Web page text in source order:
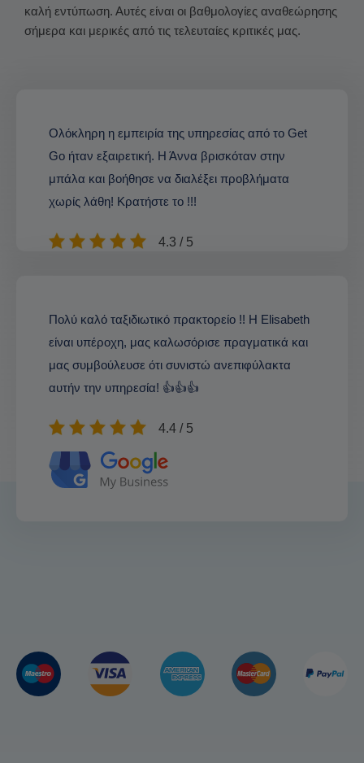
καλή εντύπωση. Αυτές είναι οι βαθμολογίες αναθεώρησης
σήμερα και μερικές από τις τελευταίες κριτικές μας.
Ολόκληρη η εμπειρία της υπηρεσίας από το Get
Go ήταν εξαιρετική. Η Άννα βρισκόταν στην
μπάλα και βοήθησε να διαλέξει προβλήματα
χωρίς λάθη! Κρατήστε το !!!
4.3 / 5
Πολύ καλό ταξιδιωτικό πρακτορείο !! Η Elisabeth
είναι υπέροχη, μας καλωσόρισε πραγματικά και
μας συμβούλευσε ότι συνιστώ ανεπιφύλακτα
αυτήν την υπηρεσία! 👍👍👍
4.4 / 5